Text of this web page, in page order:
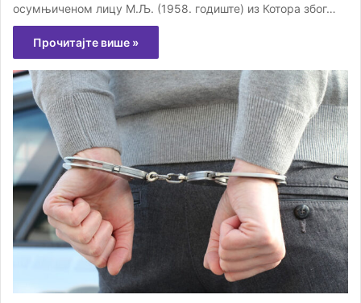
осумњиченом лицу М.Љ. (1958. годиште) из Котора због…
Прочитајте више »